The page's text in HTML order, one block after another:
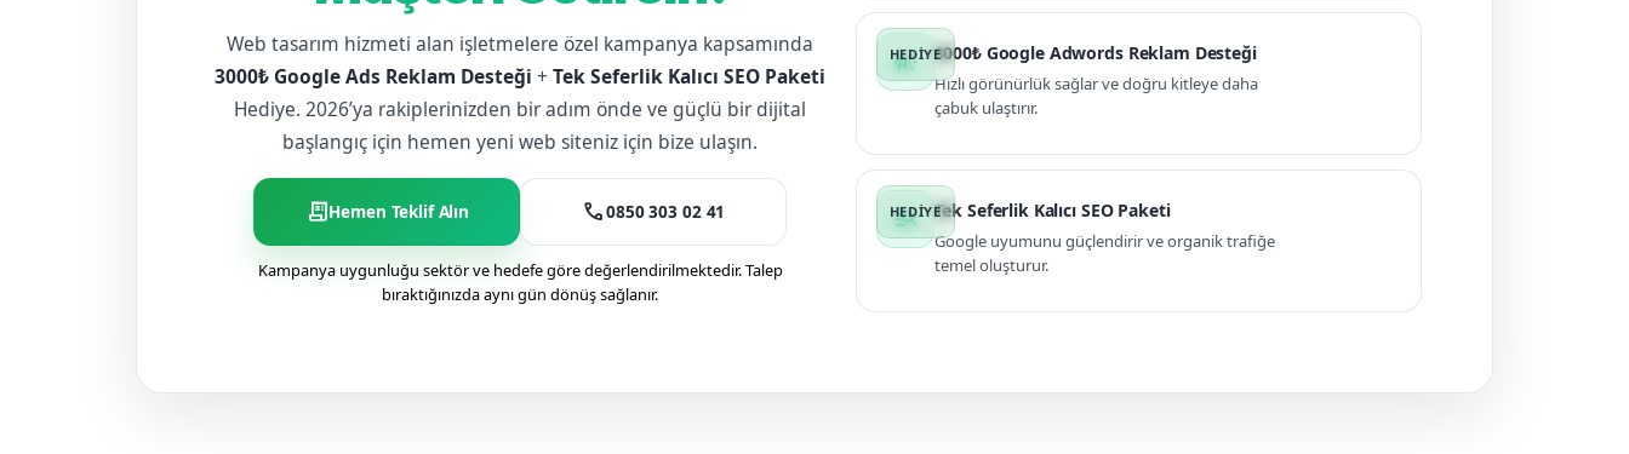
Web tasarım hizmeti alan işletmelere özel kampanya kapsamında
3000₺ Google Ads Reklam Desteği +Tek Seferlik Kalıcı SEO Paketi
Hediye. 2026’ya rakiplerinizden bir adım önde ve güçlü bir dijital
başlangıç için hemen yeni web siteniz için bize ulaşın.
receipt_longHemen Teklif Alın call0850 303 02 41
Kampanya uygunluğu sektör ve hedefe göre değerlendirilmektedir. Talep
bıraktığınızda aynı gün dönüş sağlanır.
campaign 3000₺ Google Adwords Reklam Desteği
Hızlı görünürlük sağlar ve doğru kitleye daha
çabuk ulaştırır.
manage_search Tek Seferlik Kalıcı SEO Paketi
Google uyumunu güçlendirir ve organik trafiğe
temel oluşturur.